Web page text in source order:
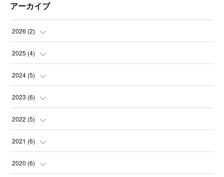
アーカイブ
2026 (2)
( )
2025 (4)
( )
( )
(
(
2024 (5)
( )
( )
(
(
2023 (6)
( )
( )
(
2022 (5)
( )
( )
2021 (6)
( )
2020 (6)